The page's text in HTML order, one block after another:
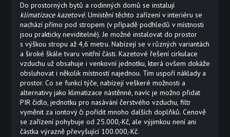
Do prostorných bytů a rodinných domů se instalují
klimatizace kazetové. Umístění těchto zařízení v interiéru se
nachází přímo pod stropem (v případě podhledů v místnosti
jsou prakticky neviditelné). Je možné instalovat do prostor
s výškou stropu až 4,6 metru. Nabízejí se v různých variantách
a široké škále tvaru vnitřní části. Kazetové řešení cirkulace
vzduchu už obsahuje i venkovní jednotku, která ovšem dokáže
obsluhovat i několik místností najednou. Tím uspoří náklady a
prostor. Co se funkcí týče, nabízejí veškeré možnosti a
alternativy jako klimatizace nástěnné, navíc je možno přidat
PIR čidlo, jednotku pro nasávání čerstvého vzduchu, filtr
vyměnit za iontový či pořídit mnoho dalších doplňků. Cenově
se zařízení pohybuje od 25.000,-Kč, ale výjimkou není ani
částka výrazně převyšující 100.000,-Kč.